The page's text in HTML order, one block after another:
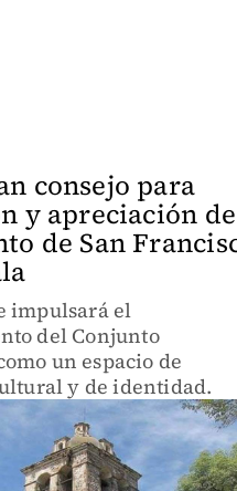
consejo para
y apreciación de
de San
impulsará el
del Conjunto
un espacio de
y de identidad.